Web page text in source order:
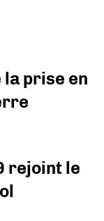
la prise en
rejoint le